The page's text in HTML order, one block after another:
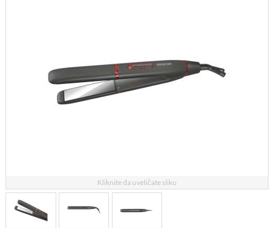
Kliknite da uveličate sliku